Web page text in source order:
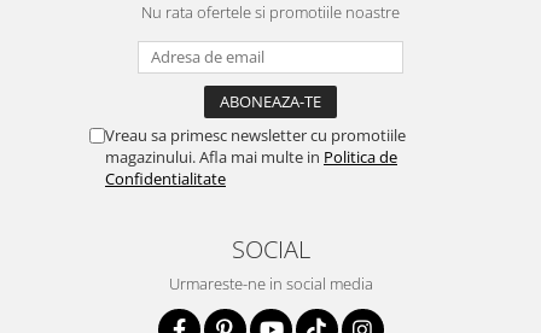
Nu rata ofertele si promotiile noastre
Vreau sa primesc newsletter cu promotiile
magazinului. Afla mai multe in Politica de
Confidentialitate
SOCIAL
Urmareste-ne in social media